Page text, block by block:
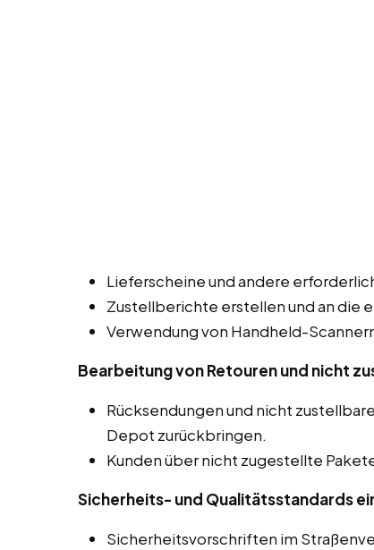
Lieferscheine und andere
Zustellberichte erstellen und an die
Verwendung von Handheld-
Bearbeitung von Retouren und nicht
Rücksendungen und nicht
Depot zurückbringen.
Kunden über nicht zugestellte
Sicherheits- und Qualitätsstandards
Sicherheitsvorschriften im